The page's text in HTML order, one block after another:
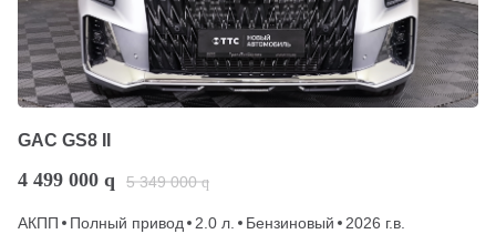
GAC GS8 II
4 499 000 q 5 349 000 q
АКПП Полный привод 2.0 л. Бензиновый
2026 г.в.